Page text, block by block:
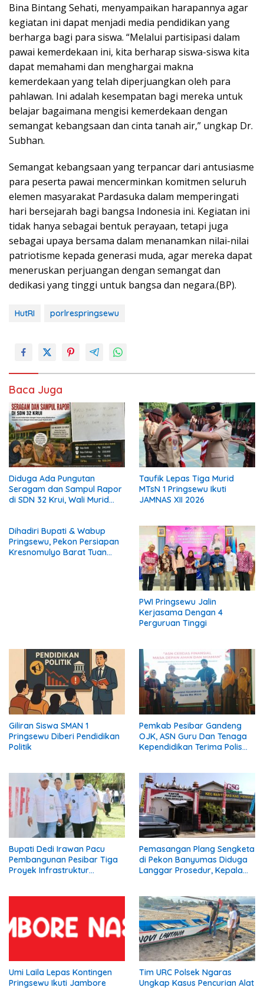
Bina Bintang Sehati, menyampaikan harapannya agar
kegiatan ini dapat menjadi media pendidikan yang
berharga bagi para siswa. “Melalui partisipasi dalam
pawai kemerdekaan ini, kita berharap siswa-siswa kita
dapat memahami dan menghargai makna
kemerdekaan yang telah diperjuangkan oleh para
pahlawan. Ini adalah kesempatan bagi mereka untuk
belajar bagaimana mengisi kemerdekaan dengan
semangat kebangsaan dan cinta tanah air,” ungkap Dr.
Subhan.
Semangat kebangsaan yang terpancar dari antusiasme
para peserta pawai mencerminkan komitmen seluruh
elemen masyarakat Pardasuka dalam memperingati
hari bersejarah bagi bangsa Indonesia ini. Kegiatan ini
tidak hanya sebagai bentuk perayaan, tetapi juga
sebagai upaya bersama dalam menanamkan nilai-nilai
patriotisme kepada generasi muda, agar mereka dapat
meneruskan perjuangan dengan semangat dan
dedikasi yang tinggi untuk bangsa dan negara.(BP).
HutRI porlrespringsewu
Baca Juga
Diduga Ada Pungutan
Seragam dan Sampul Rapor
di SDN 32 Krui, Wali Murid
Taufik Lepas Tiga Murid
MTsN 1 Pringsewu Ikuti
JAMNAS XII 2026
Dihadiri Bupati & Wabup
Pringsewu, Pekon Persiapan
Kresnomulyo Barat Tuan
PWI Pringsewu Jalin
Kerjasama Dengan 4
Perguruan Tinggi
Giliran Siswa SMAN 1
Pringsewu Diberi Pendidikan
Politik
Pemkab Pesibar Gandeng
OJK, ASN Guru Dan Tenaga
Kependidikan Terima Polis
Bupati Dedi Irawan Pacu
Pembangunan Pesibar Tiga
Proyek Infrastruktur
Pemasangan Plang Sengketa
di Pekon Banyumas Diduga
Langgar Prosedur, Kepala
Umi Laila Lepas Kontingen
Pringsewu Ikuti Jambore
Tim URC Polsek Ngaras
Ungkap Kasus Pencurian Alat